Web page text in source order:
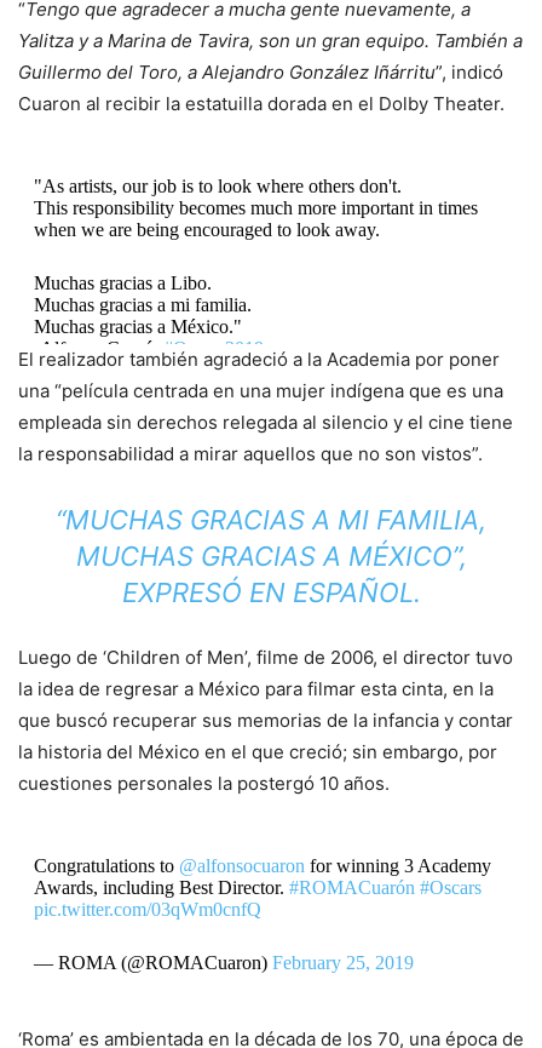
“Tengo que agradecer a mucha gente nuevamente, a
Yalitza y a Marina de Tavira, son un gran equipo. También a
Guillermo del Toro, a Alejandro González Iñárritu”, indicó
Cuaron al recibir la estatuilla dorada en el Dolby Theater.
"As artists, our job is to look where others don't.
This responsibility becomes much more important in times
when we are being encouraged to look away.
Muchas gracias a Libo.
Muchas gracias a mi familia.
Muchas gracias a México."
-Alfonso Cuarón#Oscars2019
— Netflix Tudum (@NetflixTudum)February 25, 2019
El realizador también agradeció a la Academia por poner
una “película centrada en una mujer indígena que es una
empleada sin derechos relegada al silencio y el cine tiene
la responsabilidad a mirar aquellos que no son vistos”.
“MUCHAS GRACIAS A MI FAMILIA,
MUCHAS GRACIAS A MÉXICO”,
EXPRESÓ EN ESPAÑOL.
Luego de ‘Children of Men’, filme de 2006, el director tuvo
la idea de regresar a México para filmar esta cinta, en la
que buscó recuperar sus memorias de la infancia y contar
la historia del México en el que creció; sin embargo, por
cuestiones personales la postergó 10 años.
Congratulations to @alfonsocuaron for winning 3 Academy
Awards, including Best Director. #ROMACuarón #Oscars
pic.twitter.com/03qWm0cnfQ
— ROMA (@ROMACuaron) February 25, 2019
‘Roma’ es ambientada en la década de los 70, una época de